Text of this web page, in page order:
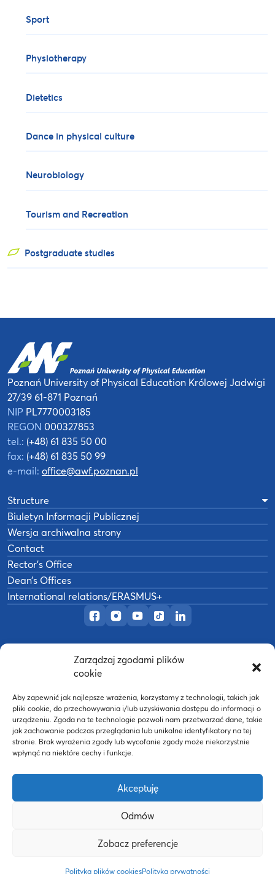
Zarządzaj zgodami plików
cookie
Aby zapewnić jak najlepsze wrażenia, korzystamy z technologii, takich jak
pliki cookie, do przechowywania i/lub uzyskiwania dostępu do informacji o
urządzeniu. Zgoda na te technologie pozwoli nam przetwarzać dane, takie
jak zachowanie podczas przeglądania lub unikalne identyfikatory na tej
stronie. Brak wyrażenia zgody lub wycofanie zgody może niekorzystnie
wpłynąć na niektóre cechy i funkcje.
Akceptuję
Odmów
Zobacz preferencje
Polityka plików cookiesPolityka prywatności
Sport
Physiotherapy
Dietetics
Dance in physical culture
Neurobiology
Tourism and Recreation
Postgraduate studies
Official Facebook page
Official Instagram profile
Official YouTube channel
Official TikTok page
Official LinkedIn
Poznań University of Physical Education Królowej Jadwigi
27/3961-871 Poznań
NIP PL7770003185
REGON 000327853
tel.: (+48) 61 835 50 00
fax: (+48) 61 835 50 99
e-mail: office@awf.poznan.pl
Structure
Biuletyn Informacji Publicznej
Wersja archiwalna strony
Contact
Rector’s Office
Dean’s Offices
International relations/ERASMUS+
Akademia Wychowania Fizycznego w
Wykonanie: nFinity.pl
środków Europejskiego Funduszu Społecznego oraz